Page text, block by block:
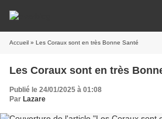
Accueil » Les Coraux sont en très Bonne Santé
Les Coraux sont en très
Publié le 24/01/2025 à 01:08
Par Lazare